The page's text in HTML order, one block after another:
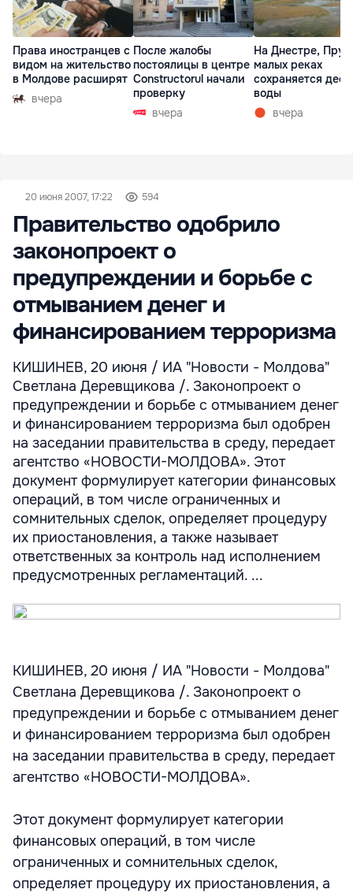
Права иностранцев с
видом на жительство
в Молдове расширят
вчера
После жалобы
постоялицы в центре
Constructorul начали
проверку
вчера
На Днестре,
малых реках
сохраняется
воды
вчера
20 июня 2007, 17:22 594
Правительство одобрило
законопроект о
предупреждении и борьбе с
отмыванием денег и
финансированием терроризма
КИШИНЕВ, 20 июня / ИА "Новости - Молдова"
Светлана Деревщикова /. Законопроект о
предупреждении и борьбе с отмыванием денег
и финансированием терроризма был одобрен
на заседании правительства в среду, передает
агентство «НОВОСТИ-МОЛДОВА». Этот
документ формулирует категории финансовых
операций, в том числе ограниченных и
сомнительных сделок, определяет процедуру
их приостановления, а также называет
ответственных за контроль над исполнением
предусмотренных регламентаций. ...
КИШИНЕВ, 20 июня / ИА "Новости - Молдова"
Светлана Деревщикова /. Законопроект о
предупреждении и борьбе с отмыванием денег
и финансированием терроризма был одобрен
на заседании правительства в среду, передает
агентство «НОВОСТИ-МОЛДОВА».
Этот документ формулирует категории
финансовых операций, в том числе
ограниченных и сомнительных сделок,
определяет процедуру их приостановления, а